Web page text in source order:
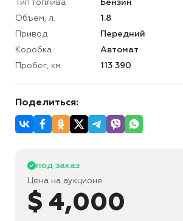
Тип топлива
Бензин
Объем, л.
1.8
Привод
Передний
Коробка
Автомат
Пробег, км.
113 390
Поделиться:
под заказ
Цена на аукционе
$ 4,000